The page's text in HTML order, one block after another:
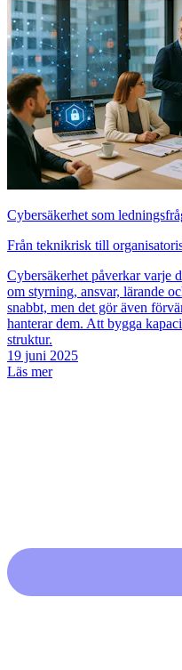
Cybersäkerhet som
Från teknikrisk till
Cybersäkerhet påverkar varje
om styrning, ansvar, lärande
snabbt, men det gör även
hanterar dem. Att bygga
struktur.
19 juni 2025
Läs mer